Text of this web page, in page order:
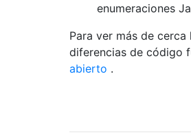
enumeraciones
Para ver más de
diferencias de código
abierto .